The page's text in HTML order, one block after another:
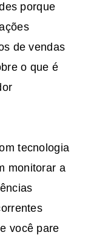
porque
de vendas
o que é
tecnologia
monitorar a
você pare